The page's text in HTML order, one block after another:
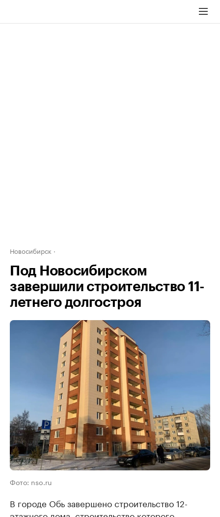
Новосибирск
Под Новосибирском
завершили строительство 11-
летнего долгостроя
Фото: nso.ru
В городе Обь завершено строительство 12-